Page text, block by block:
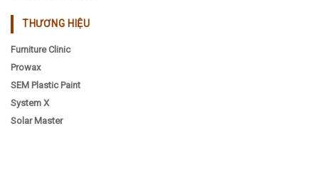
THƯƠNG HIỆU
Furniture Clinic
Prowax
SEM Plastic Paint
System X
Solar Master